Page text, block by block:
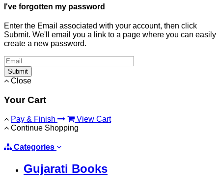
I've forgotten my password
Enter the Email associated with your account, then click
Submit. We'll email you a link to a page where you can easily
create a new password.
Submit
Close
Your Cart
Pay & Finish
View Cart
Continue Shopping
Categories
Gujarati Books